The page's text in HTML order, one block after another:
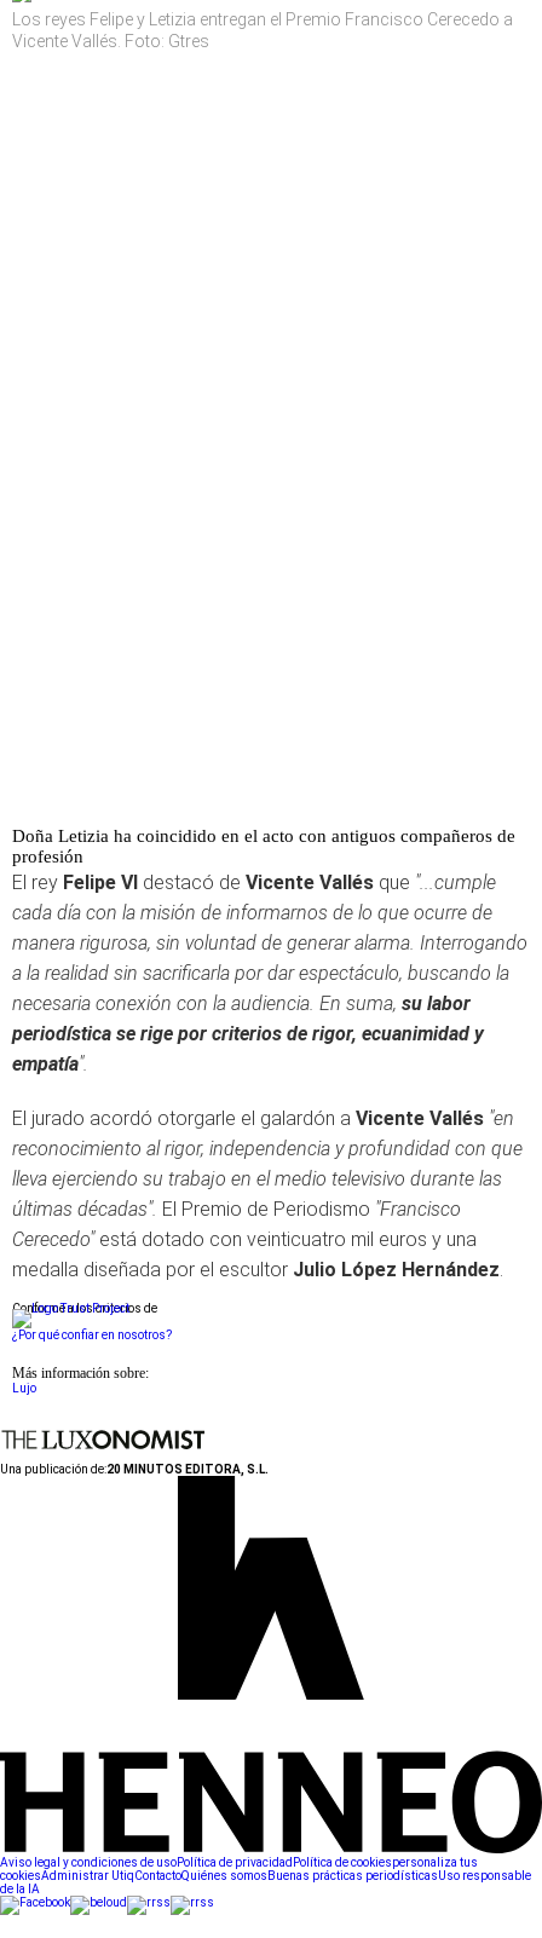
Los reyes Felipe y Letizia entregan el Premio Francisco Cerecedo a
Vicente Vallés. Foto: Gtres
Doña Letizia ha coincidido en el acto con antiguos compañeros de
profesión
El rey Felipe VI destacó de Vicente Vallés que "...cumple
cada día con la misión de informarnos de lo que ocurre de
manera rigurosa, sin voluntad de generar alarma. Interrogando
a la realidad sin sacrificarla por dar espectáculo, buscando la
necesaria conexión con la audiencia. En suma, su labor
periodística se rige por criterios de rigor, ecuanimidad y
empatía".
El jurado acordó otorgarle el galardón a Vicente Vallés "en
reconocimiento al rigor, independencia y profundidad con que
lleva ejerciendo su trabajo en el medio televisivo durante las
últimas décadas". El Premio de Periodismo "Francisco
Cerecedo"está dotado con veinticuatro mil euros y una
medalla diseñada por el escultor Julio López Hernández.
Conforme a los criterios de
¿Por qué confiar en nosotros?
Más información sobre:
Lujo
Una publicación de:20 MINUTOS EDITORA, S.L.
Aviso legal y condiciones de usoPolítica de privacidad Política de cookiespersonaliza tus
cookiesAdministrar UtiqContactoQuiénes somos Buenas prácticas periodísticasUso responsable
de la IA